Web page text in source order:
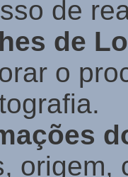
de
de
o
origem,